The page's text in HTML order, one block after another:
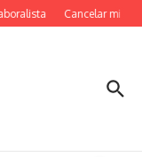
Cancelar mi